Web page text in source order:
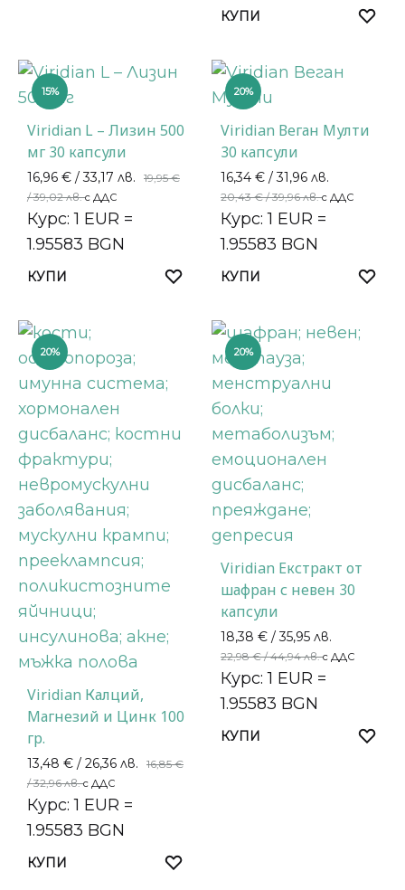
КУПИ
15%
Viridian L – Лизин 500
мг 30 капсули
16,96 € / 33,17 лв. 19,95€
/ 39,02 лв.с ДДС
Курс: 1 EUR =
1.95583 BGN
КУПИ
20%
Viridian Веган Мулти
30 капсули
16,34 € / 31,96 лв.
20,43€/ 39,96 лв.с ДДС
Курс: 1 EUR =
1.95583 BGN
КУПИ
20%
Viridian Калций,
Магнезий и Цинк 100
гр.
13,48 € / 26,36 лв. 16,85€
/ 32,96 лв.с ДДС
Курс: 1 EUR =
1.95583 BGN
КУПИ
20%
Viridian Екстракт от
шафран с невен 30
капсули
18,38 € / 35,95 лв.
22,98€/ 44,94 лв.с ДДС
Курс: 1 EUR =
1.95583 BGN
КУПИ